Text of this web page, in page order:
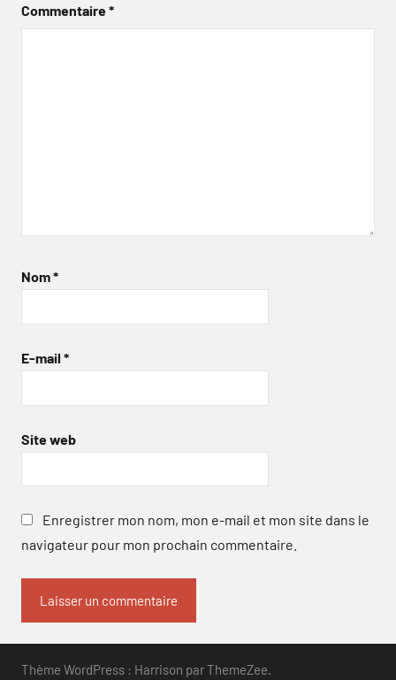
Commentaire*
Nom*
E-mail *
Site web
Enregistrer mon nom, mon e-mail et mon site dans le
navigateur pour mon prochain commentaire.
Thème WordPress : Harrison par ThemeZee.